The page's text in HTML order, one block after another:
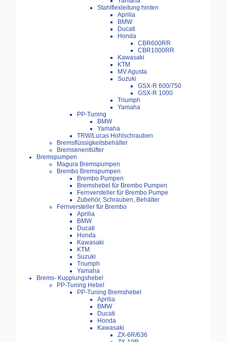
Stahlflexleitung hinten
Aprilia
BMW
Ducati
Honda
CBR600RR
CBR1000RR
Kawasaki
KTM
MV Agusta
Suzuki
GSX-R 600/750
GSX-R 1000
Triumph
Yamaha
PP-Tuning
BMW
Yamaha
TRW/Lucas Hohlschrauben
Bremsflüssigkeitsbehälter
Bremsenentlüfter
Bremspumpen
Magura Bremspumpen
Brembo Bremspumpen
Brembo Pumpen
Bremshebel für Brembo Pumpen
Fernversteller für Brembo Pumpe
Zubehör, Schrauben, Behälter
Fernversteller für Brembo
Aprilia
BMW
Ducati
Honda
Kawasaki
KTM
Suzuki
Triumph
Yamaha
Brems- Kupplungshebel
PP-Tuning Hebel
PP-Tuning Bremshebel
Aprilia
BMW
Ducati
Honda
Kawasaki
ZX-6R/636